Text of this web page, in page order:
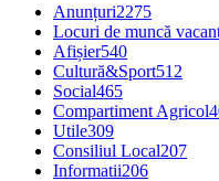
Anunțuri2275
Locuri de muncă
Afișier540
Cultură&Sport512
Social465
Compartiment Agricol
Utile309
Consiliul Local207
Informatii206